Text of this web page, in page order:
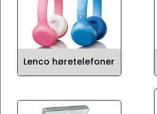
Lenco høretelefoner